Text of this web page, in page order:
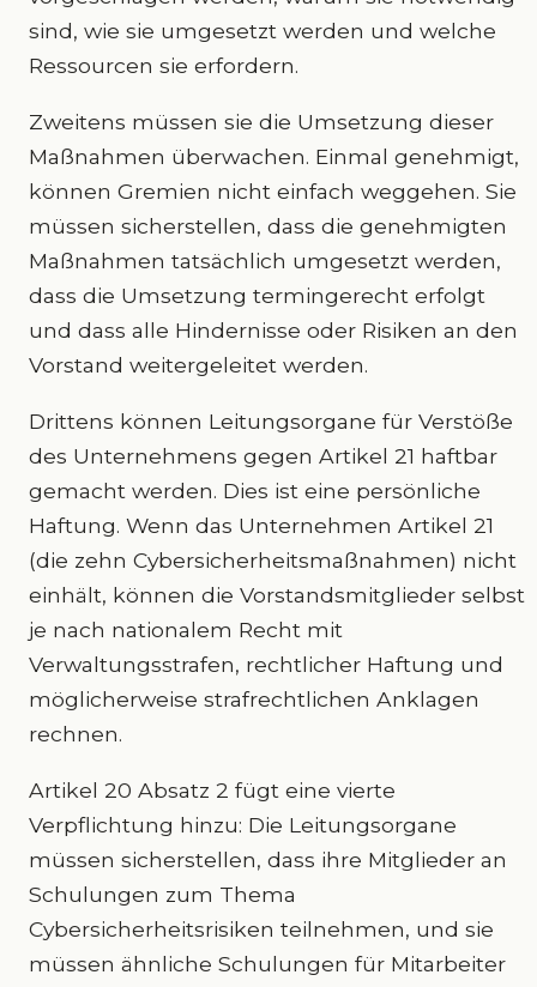
sind, wie sie umgesetzt werden und welche
Ressourcen sie erfordern.
Zweitens müssen sie die Umsetzung dieser
Maßnahmen überwachen. Einmal genehmigt,
können Gremien nicht einfach weggehen. Sie
müssen sicherstellen, dass die genehmigten
Maßnahmen tatsächlich umgesetzt werden,
dass die Umsetzung termingerecht erfolgt
und dass alle Hindernisse oder Risiken an den
Vorstand weitergeleitet werden.
Drittens können Leitungsorgane für Verstöße
des Unternehmens gegen Artikel 21 haftbar
gemacht werden. Dies ist eine persönliche
Haftung. Wenn das Unternehmen Artikel 21
(die zehn Cybersicherheitsmaßnahmen) nicht
einhält, können die Vorstandsmitglieder selbst
je nach nationalem Recht mit
Verwaltungsstrafen, rechtlicher Haftung und
möglicherweise strafrechtlichen Anklagen
rechnen.
Artikel 20 Absatz 2 fügt eine vierte
Verpflichtung hinzu: Die Leitungsorgane
müssen sicherstellen, dass ihre Mitglieder an
Schulungen zum Thema
Cybersicherheitsrisiken teilnehmen, und sie
müssen ähnliche Schulungen für Mitarbeiter